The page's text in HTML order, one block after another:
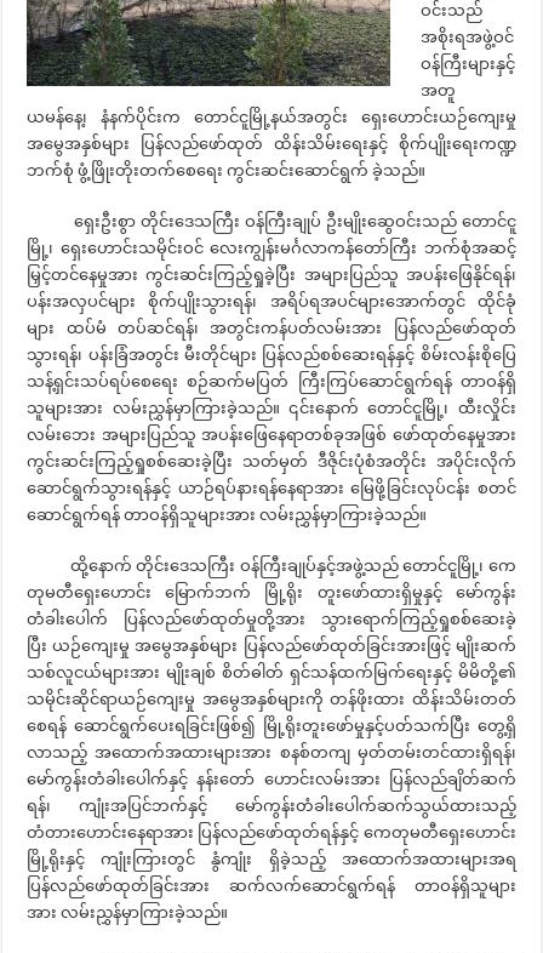
ဝင်းသည်
အစိုးရအဖွဲ့ဝင်
ဝန်ကြီးများနှင့်
အတူ
ယမန်နေ့၊ နံနက်ပိုင်းက တောင်ငူမြို့နယ်အတွင်း ရှေးဟောင်းယဉ်ကျေးမှု
အမွေအနှစ်များ ပြန်လည်ဖော်ထုတ် ထိန်းသိမ်းရေးနှင့် စိုက်ပျိုးရေးကဏ္ဍ
ဘက်စုံ ဖွံ့ဖြိုးတိုးတက်စေရေး ကွင်းဆင်းဆောင်ရွက် ခဲ့သည်။
ရှေးဦးစွာ တိုင်းဒေသကြီး ဝန်ကြီးချုပ် ဦးမျိုးဆွေဝင်းသည် တောင်ငူ
မြို့၊ ရှေးဟောင်းသမိုင်းဝင် လေးကျွန်းမင်္ဂလာကန်တော်ကြီး ဘက်စုံအဆင့်
မြှင့်တင်နေမှုအား ကွင်းဆင်းကြည့်ရှုခဲ့ပြီး အများပြည်သူ အပန်းဖြေနိုင်ရန်၊
ပန်းအလှပင်များ စိုက်ပျိုးသွားရန်၊ အရိပ်ရအပင်များအောက်တွင် ထိုင်ခုံ
များ ထပ်မံ တပ်ဆင်ရန်၊ အတွင်းကန်ပတ်လမ်းအား ပြန်လည်ဖော်ထုတ်
သွားရန်၊ ပန်းခြံအတွင်း မီးတိုင်များ ပြန်လည်စစ်ဆေးရန်နှင့် စိမ်းလန်းစိုပြေ
သန့်ရှင်းသပ်ရပ်စေရေး စဉ်ဆက်မပြတ် ကြီးကြပ်ဆောင်ရွက်ရန် တာဝန်ရှိ
သူများအား လမ်းညွှန်မှာကြားခဲ့သည်။ ၎င်းနောက် တောင်ငူမြို့၊ ထီးလှိုင်း
လမ်းဘေး အများပြည်သူ အပန်းဖြေနေရာတစ်ခုအဖြစ် ဖော်ထုတ်နေမှုအား
ကွင်းဆင်းကြည့်ရှုစစ်ဆေးခဲ့ပြီး သတ်မှတ် ဒီဇိုင်းပုံစံအတိုင်း အပိုင်းလိုက်
ဆောင်ရွက်သွားရန်နှင့် ယာဉ်ရပ်နားရန်နေရာအား မြေဖို့ခြင်းလုပ်ငန်း စတင်
ဆောင်ရွက်ရန် တာဝန်ရှိသူများအား လမ်းညွှန်မှာကြားခဲ့သည်။
ထို့နောက် တိုင်းဒေသကြီး ဝန်ကြီးချုပ်နှင့်အဖွဲ့သည် တောင်ငူမြို့၊ ကေ
တုမတီရှေးဟောင်း မြောက်ဘက် မြို့ရိုး တူးဖော်ထားရှိမှုနှင့် မော်ကွန်း
တံခါးပေါက် ပြန်လည်ဖော်ထုတ်မှုတို့အား သွားရောက်ကြည့်ရှုစစ်ဆေးခဲ့
ပြီး ယဉ်ကျေးမှု အမွေအနှစ်များ ပြန်လည်ဖော်ထုတ်ခြင်းအားဖြင့် မျိုးဆက်
သစ်လူငယ်များအား မျိုးချစ် စိတ်ဓါတ် ရှင်သန်ထက်မြက်ရေးနှင့် မိမိတို့၏
သမိုင်းဆိုင်ရာယဉ်ကျေးမှု အမွေအနှစ်များကို တန်ဖိုးထား ထိန်းသိမ်းတတ်
စေရန် ဆောင်ရွက်ပေးရခြင်းဖြစ်၍ မြို့ရိုးတူးဖော်မှုနှင့်ပတ်သက်ပြီး တွေ့ရှိ
လာသည့် အထောက်အထားများအား စနစ်တကျ မှတ်တမ်းတင်ထားရှိရန်၊
မော်ကွန်းတံခါးပေါက်နှင့် နန်းတော် ဟောင်းလမ်းအား ပြန်လည်ချိတ်ဆက်
ရန်၊ ကျုံးအပြင်ဘက်နှင့် မော်ကွန်းတံခါးပေါက်ဆက်သွယ်ထားသည့်
တံတားဟောင်းနေရာအား ပြန်လည်ဖော်ထုတ်ရန်နှင့် ကေတုမတီရှေးဟောင်း
မြို့ရိုးနှင့် ကျုံးကြားတွင် နွံကျုံး ရှိခဲ့သည့် အထောက်အထားများအရ
ပြန်လည်ဖော်ထုတ်ခြင်းအား ဆက်လက်ဆောင်ရွက်ရန် တာဝန်ရှိသူများ
အား လမ်းညွှန်မှာကြားခဲ့သည်။